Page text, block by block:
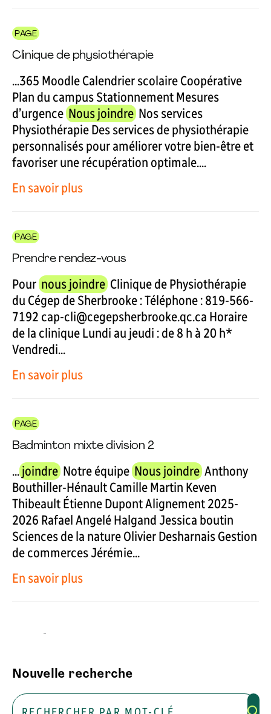
PAGE
Clinique de physiothérapie
...365 Moodle Calendrier scolaire Coopérative
Plan du campus Stationnement Mesures
d’urgence Nous joindre Nos services
Physiothérapie Des services de physiothérapie
personnalisés pour améliorer votre bien-être et
favoriser une récupération optimale....
En savoir plus
PAGE
Prendre rendez-vous
Pour nous joindre Clinique de Physiothérapie
du Cégep de Sherbrooke : Téléphone : 819-566-
7192 cap-cli@cegepsherbrooke.qc.ca Horaire
de la clinique Lundi au jeudi : de 8 h à 20 h*
Vendredi...
En savoir plus
PAGE
Badminton mixte division 2
...joindre Notre équipe Nous joindre Anthony
Bouthiller-Hénault Camille Martin Keven
Thibeault Étienne Dupont Alignement 2025-
2026 Rafael Angelé Halgand Jessica boutin
Sciences de la nature Olivier Desharnais Gestion
de commerces Jérémie...
En savoir plus
Nouvelle recherche
Rechercher